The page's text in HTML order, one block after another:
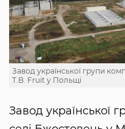
Завод української групи
T.B. Fruit у Польщі
Завод української